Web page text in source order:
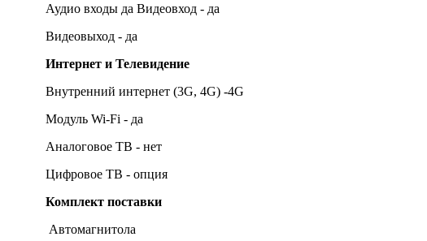
Аудио входы да Видеовход - да
Видеовыход - да
Интернет и Телевидение
Внутренний интернет (3G, 4G) -4G
Модуль Wi-Fi - да
Аналоговое ТВ - нет
Цифровое ТВ - опция
Комплект поставки
Автомагнитола